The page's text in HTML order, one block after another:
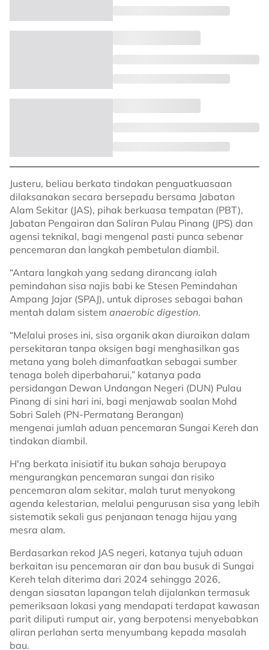
Justeru, beliau berkata tindakan penguatkuasaan
dilaksanakan secara bersepadu bersama Jabatan
Alam Sekitar (JAS), pihak berkuasa tempatan (PBT),
Jabatan Pengairan dan Saliran Pulau Pinang (JPS) dan
agensi teknikal, bagi mengenal pasti punca sebenar
pencemaran dan langkah pembetulan diambil.
“Antara langkah yang sedang dirancang ialah
pemindahan sisa najis babi ke Stesen Pemindahan
Ampang Jajar (SPAJ), untuk diproses sebagai bahan
mentah dalam sistem anaerobic digestion.
“Melalui proses ini, sisa organik akan diuraikan dalam
persekitaran tanpa oksigen bagi menghasilkan gas
metana yang boleh dimanfaatkan sebagai sumber
tenaga boleh diperbaharui,” katanya pada
persidangan Dewan Undangan Negeri (DUN) Pulau
Pinang di sini hari ini, bagi menjawab soalan Mohd
Sobri Saleh (PN-Permatang Berangan)
mengenai jumlah aduan pencemaran Sungai Kereh dan
tindakan diambil.
H'ng berkata inisiatif itu bukan sahaja berupaya
mengurangkan pencemaran sungai dan risiko
pencemaran alam sekitar, malah turut menyokong
agenda kelestarian, melalui pengurusan sisa yang lebih
sistematik sekali gus penjanaan tenaga hijau yang
mesra alam.
Berdasarkan rekod JAS negeri, katanya tujuh aduan
berkaitan isu pencemaran air dan bau busuk di Sungai
Kereh telah diterima dari 2024 sehingga 2026,
dengan siasatan lapangan telah dijalankan termasuk
pemeriksaan lokasi yang mendapati terdapat kawasan
parit diliputi rumput air, yang berpotensi menyebabkan
aliran perlahan serta menyumbang kepada masalah
bau.